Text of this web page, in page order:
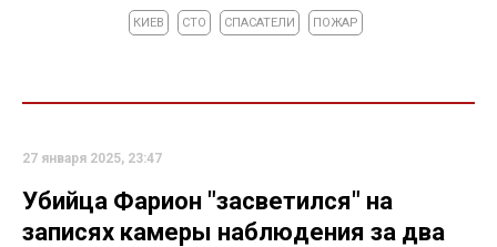
КИЕВ СТО СПАСАТЕЛИ ПОЖАР
27 января 2025, 23:47
Убийца Фарион "засветился" на
записях камеры наблюдения за два